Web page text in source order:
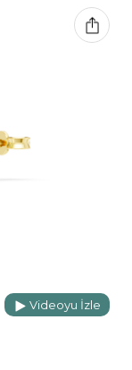
Videoyu İzle